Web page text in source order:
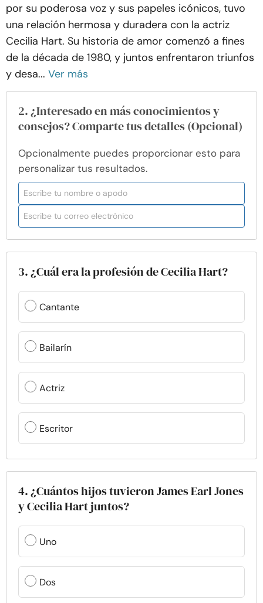
por su poderosa voz y sus papeles icónicos, tuvo
una relación hermosa y duradera con la actriz
Cecilia Hart. Su historia de amor comenzó a fines
de la década de 1980, y juntos enfrentaron triunfos
y desa... Ver más
2. ¿Interesado en más conocimientos y
consejos? Comparte tus detalles (Opcional)
Opcionalmente puedes proporcionar esto para
personalizar tus resultados.
3. ¿Cuál era la profesión de Cecilia Hart?
Cantante
Bailarín
Actriz
Escritor
4. ¿Cuántos hijos tuvieron James Earl Jones
y Cecilia Hart juntos?
Uno
Dos